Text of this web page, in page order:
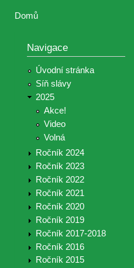
Domů
Navigace
Úvodní stránka
Síň slávy
2025
Akce!
Video
Volná
Ročník 2024
Ročník 2023
Ročník 2022
Ročník 2021
Ročník 2020
Ročník 2019
Ročník 2017-2018
Ročník 2016
Ročník 2015